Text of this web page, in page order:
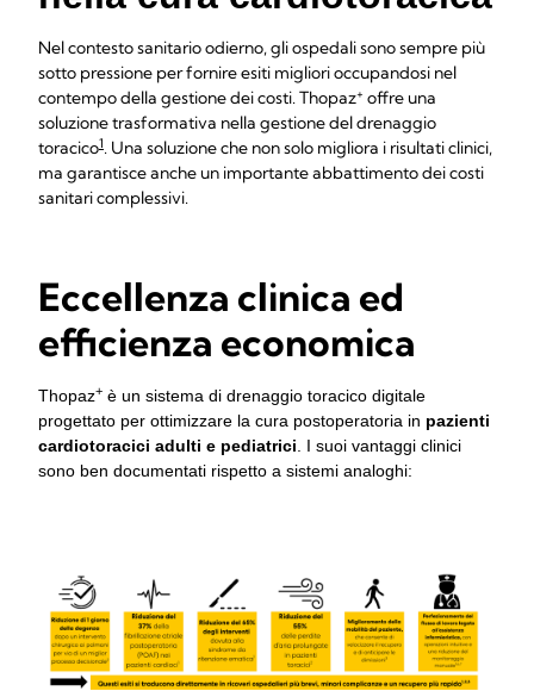
Nel contesto sanitario odierno, gli ospedali sono sempre più
sotto pressione per fornire esiti migliori occupandosi nel
contempo della gestione dei costi. Thopaz+ offre una
soluzione trasformativa nella gestione del drenaggio
toracico1. Una soluzione che non solo migliora i risultati clinici,
ma garantisce anche un importante abbattimento dei costi
sanitari complessivi.
Eccellenza clinica ed
efficienza economica
Thopaz+ è un sistema di drenaggio toracico digitale
progettato per ottimizzare la cura postoperatoria in pazienti
cardiotoracici adulti e pediatrici . I suoi vantaggi clinici
sono ben documentati rispetto a sistemi analoghi: